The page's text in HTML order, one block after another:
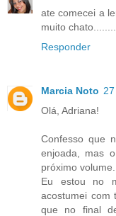
ate comecei a
muito chato........
Responder
Marcia Noto
Olá, Adriana!
Confesso que
enjoada, mas
próximo volume.
Eu estou no
acostumei com
que no final